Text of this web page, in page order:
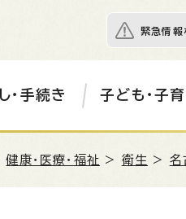
緊急情報
・手続き 子ども・子
健康・医療・福祉 > 衛生 > 名